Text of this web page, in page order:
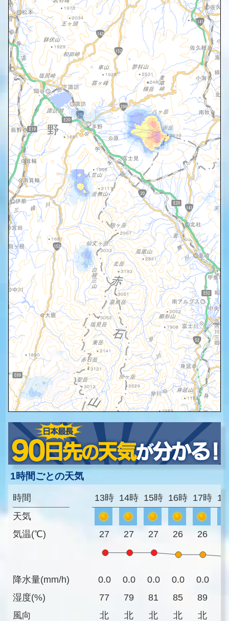
1時間ごとの天気
時間
天気
気温(℃)
降水量(mm/h)
湿度(%)
風向
13時 14時 15時 16時 17時
27 27 27 26 26
0.0 0.0 0.0 0.0 0.0
77
79 81 85 89
北
北 北 北 北